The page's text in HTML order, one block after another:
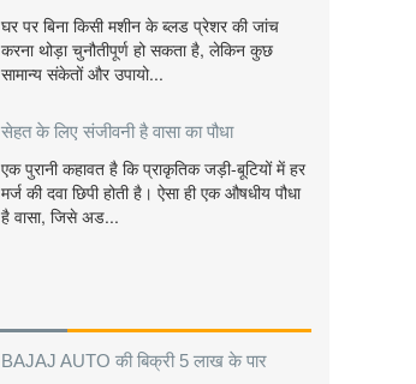
घर पर बिना किसी मशीन के ब्लड प्रेशर की जांच
करना थोड़ा चुनौतीपूर्ण हो सकता है, लेकिन कुछ
सामान्य संकेतों और उपायो...
सेहत के लिए संजीवनी है वासा का पौधा
एक पुरानी कहावत है कि प्राकृतिक जड़ी-बूटियों में हर
मर्ज की दवा छिपी होती है। ऐसा ही एक औषधीय पौधा
है वासा, जिसे अड...
BAJAJ AUTO की बिक्री 5 लाख के पार